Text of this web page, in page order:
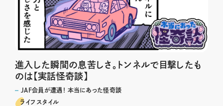
進入した瞬間の息苦しさ。トンネルで目撃したも
のは【実話怪奇談】
JAF会員が遭遇！ 本当にあった怪奇談
ライフスタイル